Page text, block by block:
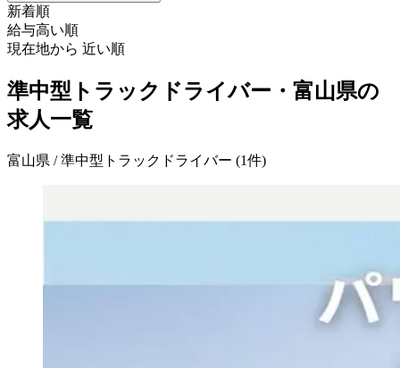
新着順
給与高い順
現在地から 近い順
準中型トラックドライバー・富山県の
求人一覧
富山県 / 準中型トラックドライバー (1件)